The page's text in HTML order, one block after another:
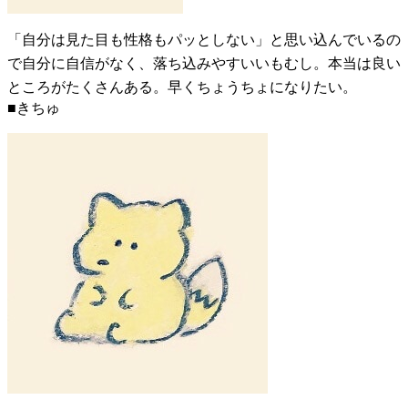
「自分は見た目も性格もパッとしない」と思い込んでいるの
で自分に自信がなく、落ち込みやすいいもむし。本当は良い
ところがたくさんある。早くちょうちょになりたい。
■きちゅ